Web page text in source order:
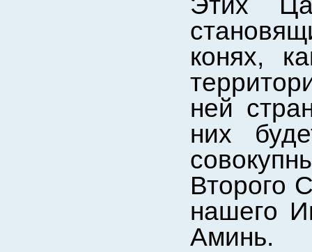
конях,
ней
них
Второго
нашего
Аминь.